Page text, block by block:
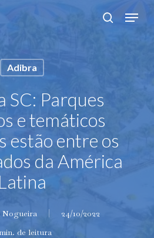
search
Menu
Adibra
SC: Parques
e temáticos
estão entre os
da América
Latina
Nogueira
24/10/2022
de leitura